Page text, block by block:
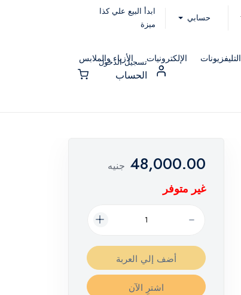
حسابي
ابدأ البيع علي كذا
ميزة
التليفزيونات الإلكترونيات الأزياء والملابس
تسجيل الدخول
الحساب
48,000.00 جنيه
غير متوفر
أضف إلي العربة
اشترِ الآن